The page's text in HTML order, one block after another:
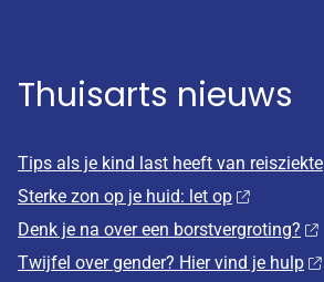
Thuisarts nieuws
Tips als je kind last heeft van reisziekte
Sterke zon op je huid: let op
Denk je na over een borstvergroting?
Twijfel over gender? Hier vind je hulp